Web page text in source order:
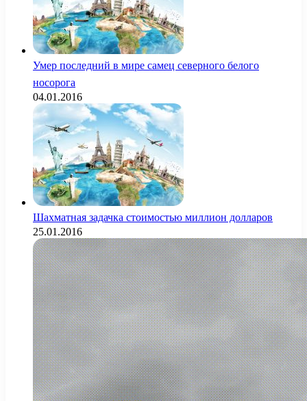
Умер последний в мире самец северного белого
носорога
04.01.2016
Шахматная задачка стоимостью миллион долларов
25.01.2016